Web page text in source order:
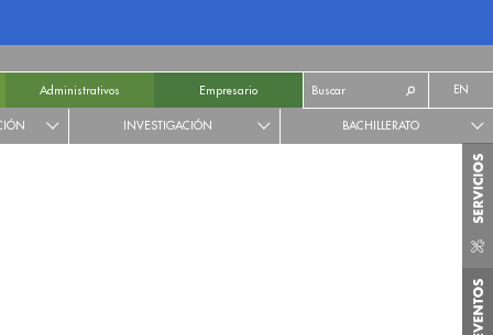
Administrativos Empresario EN
INVESTIGACIÓN BACHILLERATO